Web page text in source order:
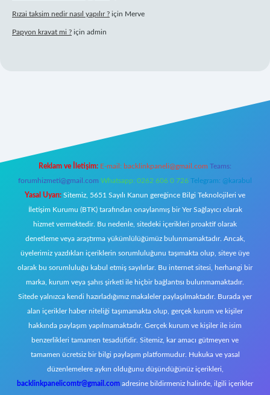
Rızai taksim nedir nasıl yapılır ? için Merve
Papyon kravat mi ? için admin
Reklam ve İletişim: E-mail: backlinkpaneli@gmail.com Teams:
forumhizmeti@gmail.com Whatsapp: 0262 606 0 726 Telegram: @karabul
Yasal Uyarı: Sitemiz, 5651 Sayılı Kanun gereğince Bilgi Teknolojileri ve
İletişim Kurumu (BTK) tarafından onaylanmış bir Yer Sağlayıcı olarak
hizmet vermektedir. Bu nedenle, sitedeki içerikleri proaktif olarak
denetleme veya araştırma yükümlülüğümüz bulunmamaktadır. Ancak,
üyelerimiz yazdıkları içeriklerin sorumluluğunu taşımakta olup, siteye üye
olarak bu sorumluluğu kabul etmiş sayılırlar. Bu internet sitesi, herhangi bir
marka, kurum veya şahıs şirketi ile hiçbir bağlantısı bulunmamaktadır.
Sitede yalnızca kendi hazırladığımız makaleler paylaşılmaktadır. Burada yer
alan içerikler haber niteliği taşımamakta olup, gerçek kurum ve kişiler
hakkında paylaşım yapılmamaktadır. Gerçek kurum ve kişiler ile isim
benzerlikleri tamamen tesadüfidir. Sitemiz, kar amacı gütmeyen ve
tamamen ücretsiz bir bilgi paylaşım platformudur. Hukuka ve yasal
düzenlemelere aykırı olduğunu düşündüğünüz içerikleri,
backlinkpanelicomtr@gmail.com adresine bildirmeniz halinde, ilgili içerikler